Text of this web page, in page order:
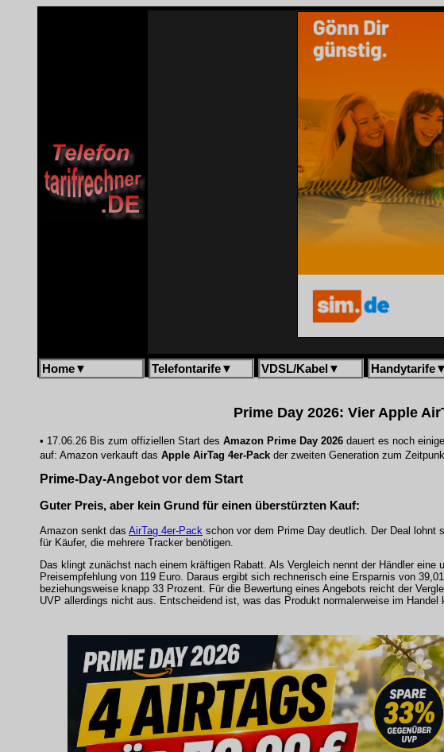
Home▼ Telefontarife▼ VDSL/Kabel ▼ Handytarife▼
Prime Day 2026: Vier Apple
• 17.06.26 Bis zum offiziellen Start des Amazon Prime Day 2026 dauert es noch
auf: Amazon verkauft das Apple AirTag 4er-Pack der zweiten Generation zum
Prime-Day-Angebot vor dem Start
Guter Preis, aber kein Grund für einen überstürzten Kauf:
Amazon senkt das AirTag 4er-Pack schon vor dem Prime Day deutlich. Der Deal lohnt
für Käufer, die mehrere Tracker benötigen.
Das klingt zunächst nach einem kräftigen Rabatt. Als Vergleich nennt der Händler eine
Preisempfehlung von 119 Euro. Daraus ergibt sich rechnerisch eine Ersparnis von
beziehungsweise knapp 33 Prozent. Für die Bewertung eines Angebots reicht der
UVP allerdings nicht aus. Entscheidend ist, was das Produkt normalerweise im Handel